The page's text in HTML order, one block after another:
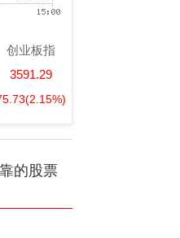
创业板指
3591.29
(2.15%)
的股票